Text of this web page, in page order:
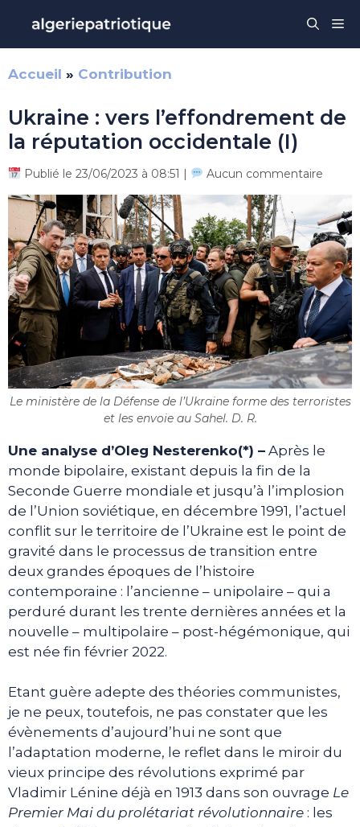
contenu
Accueil » Contribution
Ukraine : vers l’effondrement de
la réputation occidentale (I)
Publié le 23/06/2023 à 08:51 | Aucun commentaire
Le ministère de la Défense de l’Ukraine forme des terroristes
et les envoie au Sahel. D. R.
Une analyse d’Oleg Nesterenko(*) – Après le
monde bipolaire, existant depuis la fin de la
Seconde Guerre mondiale et jusqu’à l’implosion
de l’Union soviétique, en décembre 1991, l’actuel
conflit sur le territoire de l’Ukraine est le point de
gravité dans le processus de transition entre
deux grandes époques de l’histoire
contemporaine : l’ancienne – unipolaire – qui a
perduré durant les trente dernières années et la
nouvelle – multipolaire – post-hégémonique, qui
est née fin février 2022.
Etant guère adepte des théories communistes,
je ne peux, toutefois, ne pas constater que les
évènements d’aujourd’hui ne sont que
l’adaptation moderne, le reflet dans le miroir du
vieux principe des révolutions exprimé par
Vladimir Lénine déjà en 1913 dans son ouvrage Le
Premier Mai du prolétariat révolutionnaire : les